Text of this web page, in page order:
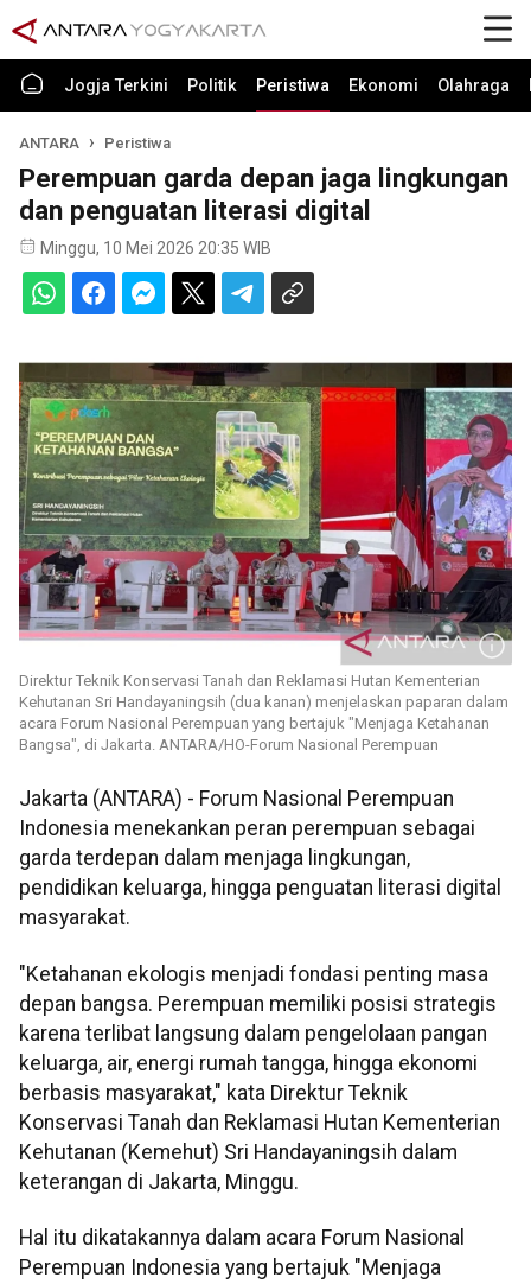
Jogja Terkini Politik Peristiwa Ekonomi Olahraga
ANTARA Peristiwa
Perempuan garda depan jaga lingkungan
dan penguatan literasi digital
Minggu, 10 Mei 2026 20:35 WIB
Direktur Teknik Konservasi Tanah dan Reklamasi Hutan Kementerian
Kehutanan Sri Handayaningsih (dua kanan) menjelaskan paparan dalam
acara Forum Nasional Perempuan yang bertajuk "Menjaga Ketahanan
Bangsa", di Jakarta. ANTARA/HO-Forum Nasional Perempuan
Jakarta (ANTARA) - Forum Nasional Perempuan
Indonesia menekankan peran perempuan sebagai
garda terdepan dalam menjaga lingkungan,
pendidikan keluarga, hingga penguatan literasi digital
masyarakat.
"Ketahanan ekologis menjadi fondasi penting masa
depan bangsa. Perempuan memiliki posisi strategis
karena terlibat langsung dalam pengelolaan pangan
keluarga, air, energi rumah tangga, hingga ekonomi
berbasis masyarakat," kata Direktur Teknik
Konservasi Tanah dan Reklamasi Hutan Kementerian
Kehutanan (Kemehut) Sri Handayaningsih dalam
keterangan di Jakarta, Minggu.
Hal itu dikatakannya dalam acara Forum Nasional
Perempuan Indonesia yang bertajuk "Menjaga